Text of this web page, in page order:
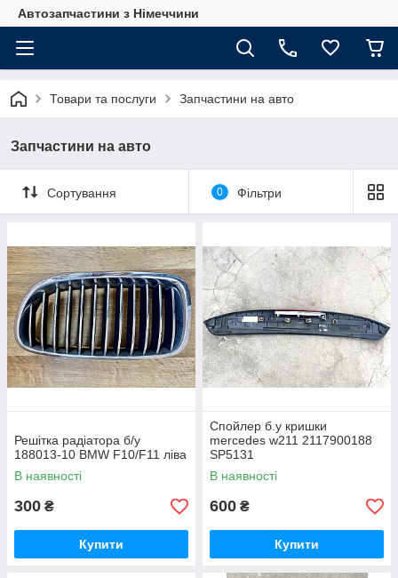
Автозапчастини з Німеччини
Товари та послуги Запчастини на авто
Запчастини на авто
Сортування 0 Фільтри
Решітка радіатора б/у
188013-10 BMW F10/F11 ліва
В наявності
300 ₴
Купити
Спойлер б.у кришки
mercedes w211 2117900188
SP5131
В наявності
600 ₴
Купити